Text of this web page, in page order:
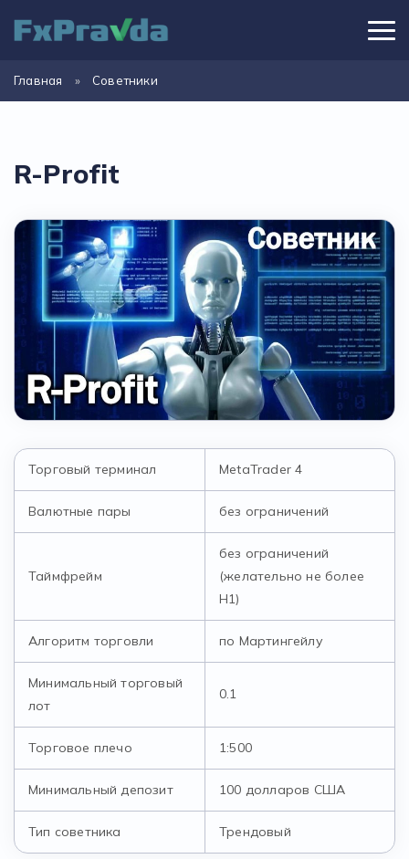
Главная » Советники
R-Profit
Торговый терминал MetaTrader 4
Валютные пары без ограничений
Таймфрейм
без ограничений
(желательно не более
Н1)
Алгоритм торговли по Мартингейлу
Минимальный торговый
лот
0.1
Торговое плечо 1:500
Минимальный депозит 100 долларов США
Тип советника Трендовый